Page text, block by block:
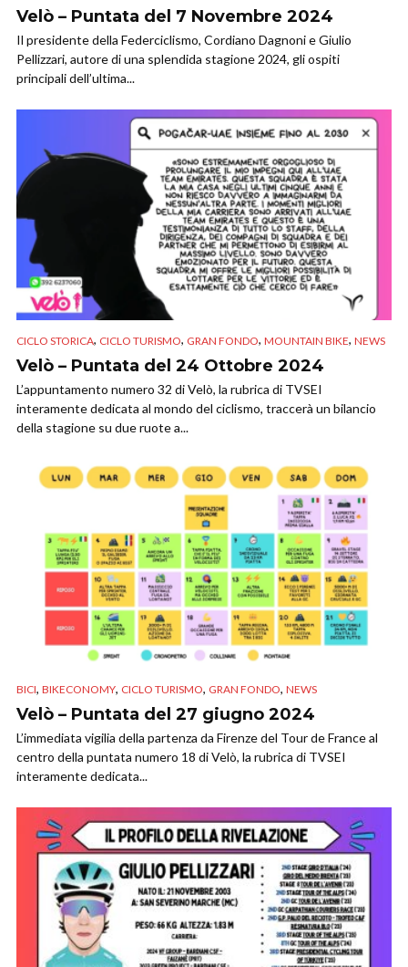
Velò – Puntata del 7 Novembre 2024
Il presidente della Federciclismo, Cordiano Dagnoni e Giulio
Pellizzari, autore di una splendida stagione 2024, gli ospiti
principali dell’ultima...
CICLO STORICA, CICLO TURISMO, GRAN FONDO, MOUNTAIN BIKE, NEWS
Velò – Puntata del 24 Ottobre 2024
L’appuntamento numero 32 di Velò, la rubrica di TVSEI
interamente dedicata al mondo del ciclismo, traccerà un bilancio
della stagione su due ruote a...
BICI, BIKECONOMY, CICLO TURISMO, GRAN FONDO, NEWS
Velò – Puntata del 27 giugno 2024
L’immediata vigilia della partenza da Firenze del Tour de France al
centro della puntata numero 18 di Velò, la rubrica di TVSEI
interamente dedicata...